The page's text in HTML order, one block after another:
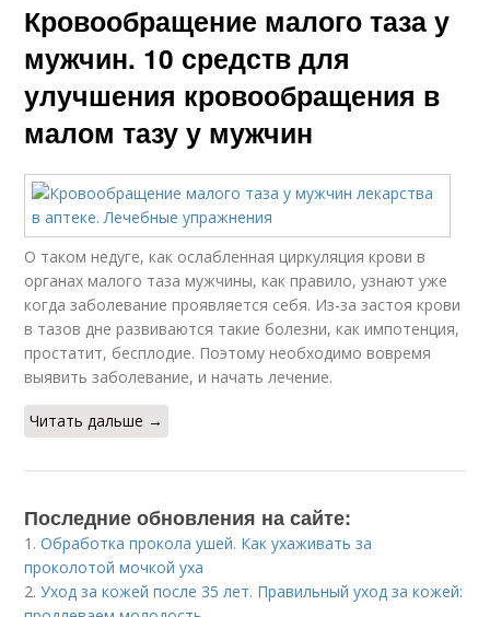
Кровообращение малого таза у
мужчин. 10 средств для
улучшения кровообращения в
малом тазу у мужчин
О таком недуге, как ослабленная циркуляция крови в
органах малого таза мужчины, как правило, узнают уже
когда заболевание проявляется себя. Из-за застоя крови
в тазов дне развиваются такие болезни, как импотенция,
простатит, бесплодие. Поэтому необходимо вовремя
выявить заболевание, и начать лечение.
Читать дальше →
Последние обновления на сайте:
1.Обработка прокола ушей. Как ухаживать за
проколотой мочкой уха
2.Уход за кожей после 35 лет. Правильный уход за кожей: